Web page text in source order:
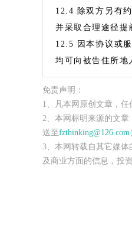
12.4 除双方另有
并采取合理途径提
12.5 因本协议或
均可向被告住所地
免责声明：
1、凡本网原创文章，
2、本网标明来源的文
送至fzthinking@126.com
3、本网转载自其它媒
及商业方面的信息，投